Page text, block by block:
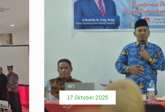
17 Oktober 2025